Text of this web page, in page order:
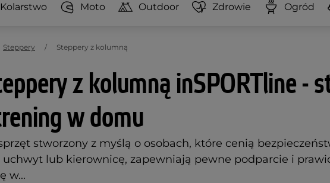
Kolarstwo Moto Outdoor Zdrowie Ogród
z kolumną inSPORTline -
w domu
stworzony z myślą o osobach, które cenią
lub kierownicę, zapewniają pewne podparcie i
w...
Steppery Steppery z kolumną